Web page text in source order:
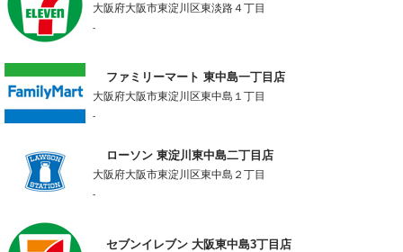
大阪府大阪市東淀川区東淡路４丁目
-
ファミリーマート 東中島一丁目店
大阪府大阪市東淀川区東中島１丁目
-
ローソン 東淀川東中島二丁目店
大阪府大阪市東淀川区東中島２丁目
-
セブンイレブン 大阪東中島3丁目店